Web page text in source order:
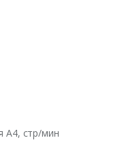
А4, стр/мин